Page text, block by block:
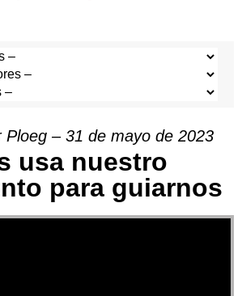
Ploeg – 31 de mayo de 2023
usa nuestro
para guiarnos